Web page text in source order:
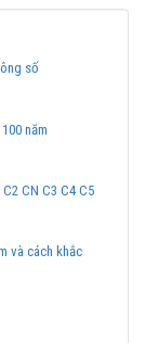
Nam.
hãng, giá cạnh
số
năm
CN C3 C4 C5
và cách khắc